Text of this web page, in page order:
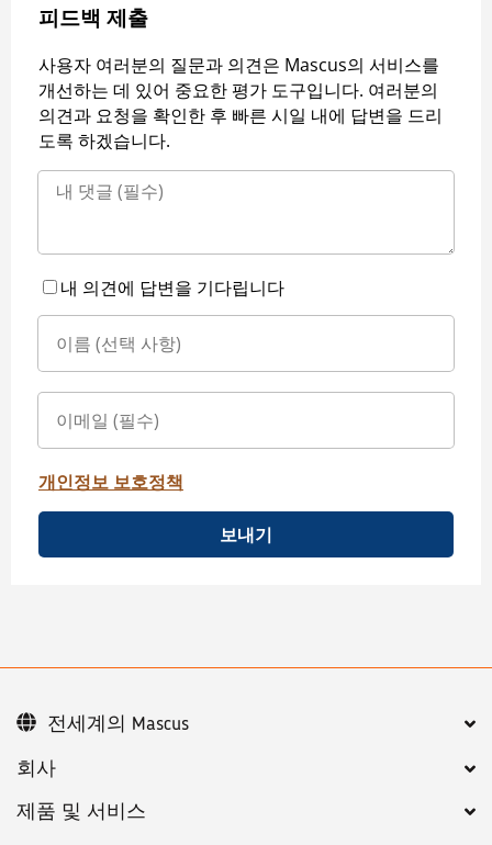
피드백 제출
사용자 여러분의 질문과 의견은 Mascus의 서비스를
개선하는 데 있어 중요한 평가 도구입니다. 여러분의
의견과 요청을 확인한 후 빠른 시일 내에 답변을 드리
도록 하겠습니다.
내 의견에 답변을 기다립니다
개인정보 보호정책
보내기
회사
제품 및 서비스
전세계의 Mascus